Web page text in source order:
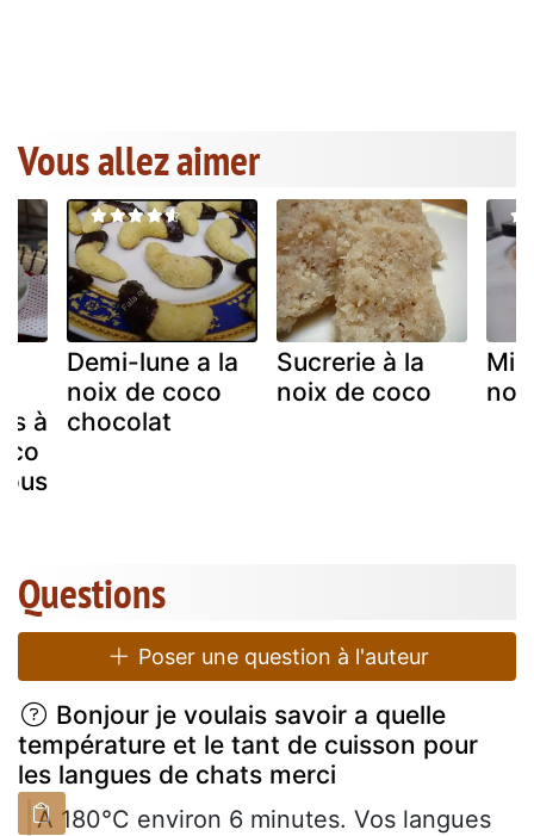
Vous allez aimer
à
Demi-lune a la
noix de coco
chocolat
Sucrerie à la
noix de coco
Questions
Poser une question à l'auteur
Bonjour je voulais savoir a quelle
température et le tant de cuisson pour
les langues de chats merci
À 180°C environ 6 minutes. Vos langues